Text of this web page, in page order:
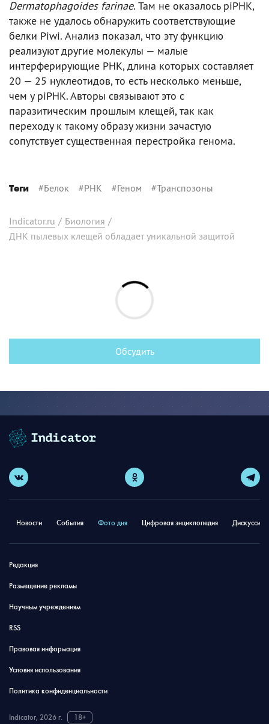
Dermatophagoides farinae. Там не оказалось piРНК,
также не удалось обнаружить соответствующие
белки Piwi. Анализ показал, что эту функцию
реализуют другие молекулы — малые
интерферирующие РНК, длина которых составляет
20 — 25 нуклеотидов, то есть несколько меньше,
чем у piРНК. Авторы связывают это с
паразитическим прошлым клещей, так как
переходу к такому образу жизни зачастую
сопутствует существенная перестройка генома.
Теги #Белок #РНК #Геном #Транспозоны
Indicator.ru / Биология /
ДНК пылевых клещей обладает уникальной защитой
Обсудить
Новости События Фото дня Цифровая энциклопедия
Редакция
Размещение рекламы
Научным учреждениям
RSS
Правовая информация
Условия использования
Политика конфиденциальности
Indicator, 2026 г. 18+